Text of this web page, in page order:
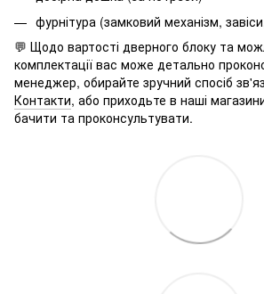
фурнітура (замковий механізм,
💬 Щодо вартості дверного блоку та
комплектації вас може детально
менеджер, обирайте зручний спосіб
Контакти, або приходьте в наші
бачити та проконсультувати.